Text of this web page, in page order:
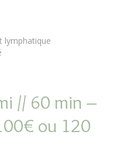
lymphatique
// 60 min –
ou 120